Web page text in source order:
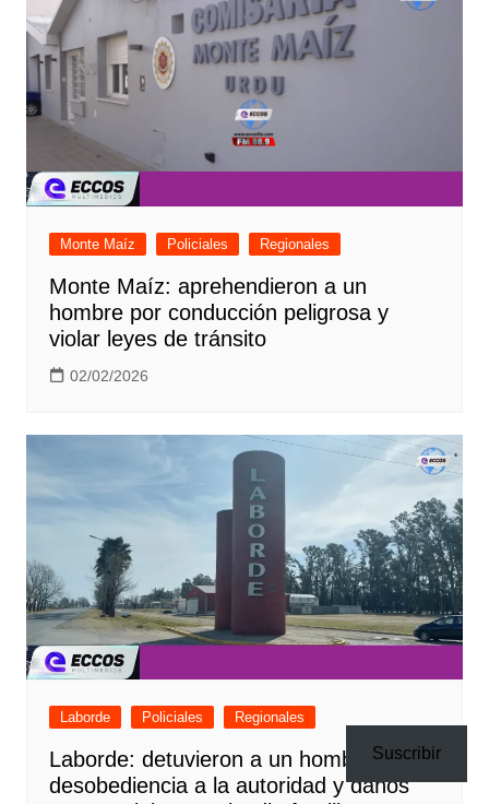
Monte Maíz Policiales Regionales
Monte Maíz: aprehendieron a un
hombre por conducción peligrosa y
violar leyes de tránsito
02/02/2026
Laborde Policiales Regionales
Laborde: detuvieron a un hombre por
desobediencia a la autoridad y daños
Suscribir